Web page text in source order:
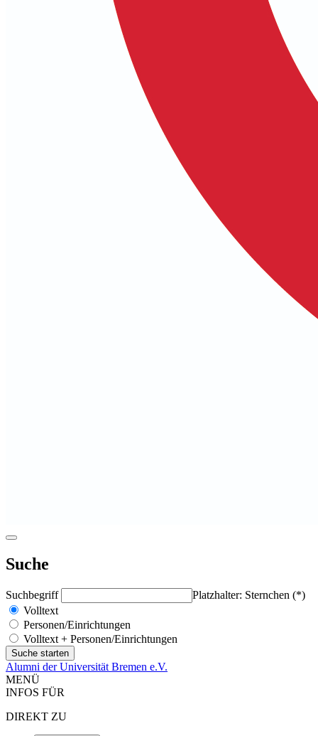
Suche
Suchbegriff
Platzhalter: Sternchen (*)
Volltext
Personen/Einrichtungen
Volltext + Personen/Einrichtungen
Alumni der Universität Bremen e.V.
MENÜ
INFOS FÜR
DIREKT ZU